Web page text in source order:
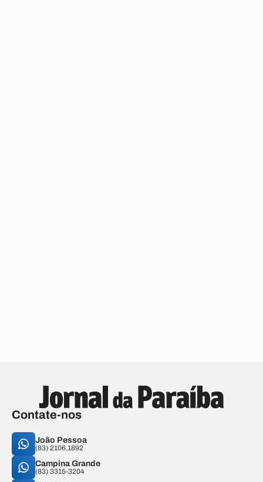
Contate-nos
João Pessoa
(83) 2106.1892
Campina Grande
(83) 3315-3204